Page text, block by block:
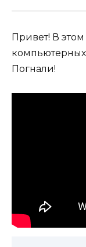
Привет! В
Погнали!